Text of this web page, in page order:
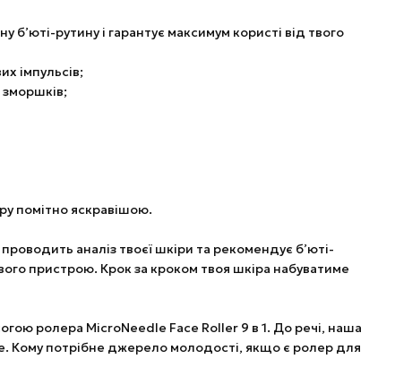
рутину і гарантує максимум користі від твого
імпульсів;
зморшків;
помітно яскравішою.
аналіз твоєї шкіри та рекомендує б’юті-
пристрою. Крок за кроком твоя шкіра набуватиме
ролера MicroNeedle Face Roller 9 в 1. До речі, наша
Кому потрібне джерело молодості, якщо є ролер для